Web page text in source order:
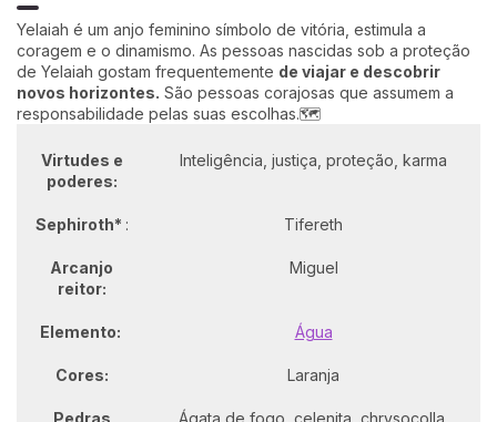
Yelaiah é um anjo feminino símbolo de vitória, estimula a
coragem e o dinamismo. As pessoas nascidas sob a proteção
de Yelaiah gostam frequentemente de viajar e descobrir
novos horizontes. São pessoas corajosas que assumem a
responsabilidade pelas suas escolhas.🗺️
Virtudes e
poderes:
Inteligência, justiça, proteção, karma
Sephiroth* : Tifereth
Arcanjo
reitor:
Miguel
Elemento: Água
Cores: Laranja
Pedras
Ágata de fogo, celenita, chrysocolla,